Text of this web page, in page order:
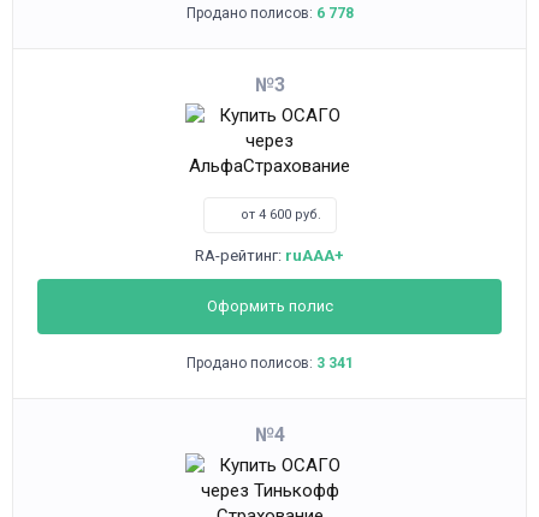
Продано полисов: 6 778
3
от 4 600 руб.
RA-рейтинг: ruAAA+
Оформить полис
Продано полисов: 3 341
4